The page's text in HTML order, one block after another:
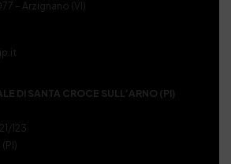
– Arzignano (VI)
DI SANTA CROCE SULL’ARNO (PI)
123